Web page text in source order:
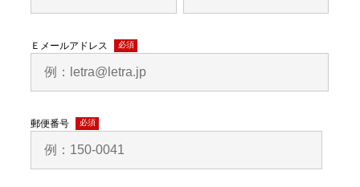
Ｅメールアドレス
(必
須)
郵便番号
(必
須)